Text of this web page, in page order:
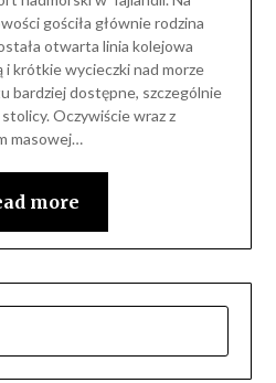
gościła głównie rodzina
otwarta linia kolejowa
i krótkie wycieczki nad morze
bardziej dostępne, szczególnie
Oczywiście wraz z
masowej…
more